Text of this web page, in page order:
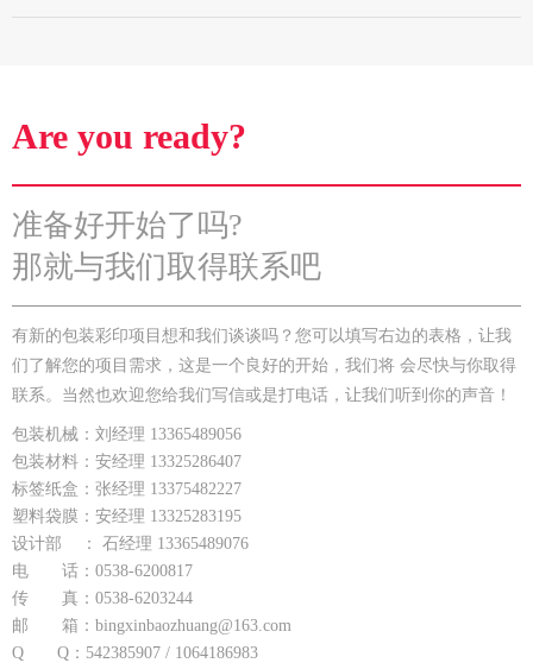
Are you ready?
准备好开始了吗?
那就与我们取得联系吧
有新的包装彩印项目想和我们谈谈吗？您可以填写右边的表格，让我
们了解您的项目需求，这是一个良好的开始，我们将 会尽快与你取得
联系。当然也欢迎您给我们写信或是打电话，让我们听到你的声音！
包装机械：刘经理 13365489056
包装材料：安经理 13325286407
标签纸盒：张经理 13375482227
塑料袋膜：安经理 13325283195
设计部 ： 石经理 13365489076
电 话：0538-6200817
传 真：0538-6203244
邮 箱：bingxinbaozhuang@163.com
Q Q：542385907 / 1064186983